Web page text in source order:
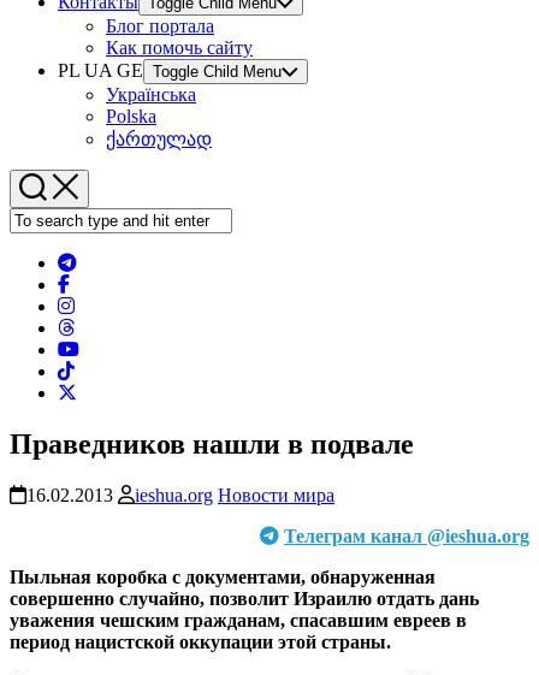
Блог портала
Как помочь сайту
PL UA GE Toggle Child Menu
Українська
Polska
ქართულად
Праведников нашли в подвале
16.02.2013 ieshua.org Новости мира
Телеграм канал @ieshua.org
Пыльная коробка с документами, обнаруженная
совершенно случайно, позволит Израилю отдать дань
уважения чешским гражданам, спасавшим евреев в
период нацистской оккупации этой страны.